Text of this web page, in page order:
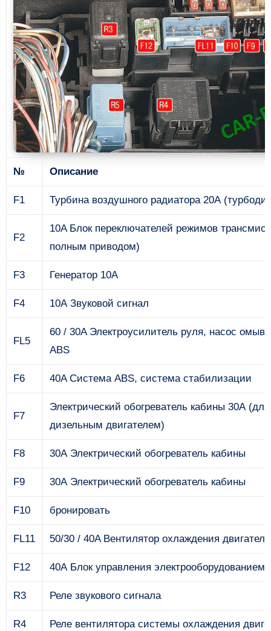
№ Описание
F1 Турбина воздушного радиатора 20А
F2
10A Блок переключателей режимов
полным приводом)
F3 Генератор 10А
F4 10А Звуковой сигнал
FL5
60 / 30A Электроусилитель руля, насос
ABS
F6 40A Система ABS, система стабилизации
F7
Электрический обогреватель кабины 30А
дизельным двигателем)
F8 30А Электрический обогреватель кабины
F9 30А Электрический обогреватель кабины
F10 бронировать
FL11 50/30 / 40A Вентилятор охлаждения
F12 40А Блок управления электрооборудованием
R3 Реле звукового сигнала
R4 Реле вентилятора системы охлаждения